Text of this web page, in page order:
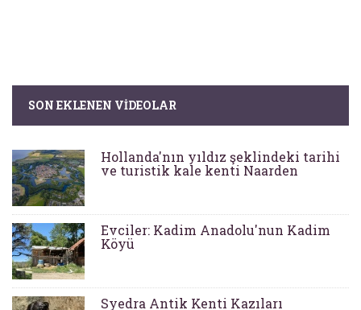
SON EKLENEN VIDEOLAR
Hollanda'nın yıldız şeklindeki tarihi
ve turistik kale kenti Naarden
Evciler: Kadim Anadolu'nun Kadim
Köyü
Syedra Antik Kenti Kazıları